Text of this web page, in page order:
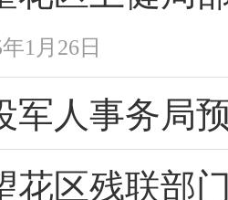
1月26日
军人事务局
花区残联部